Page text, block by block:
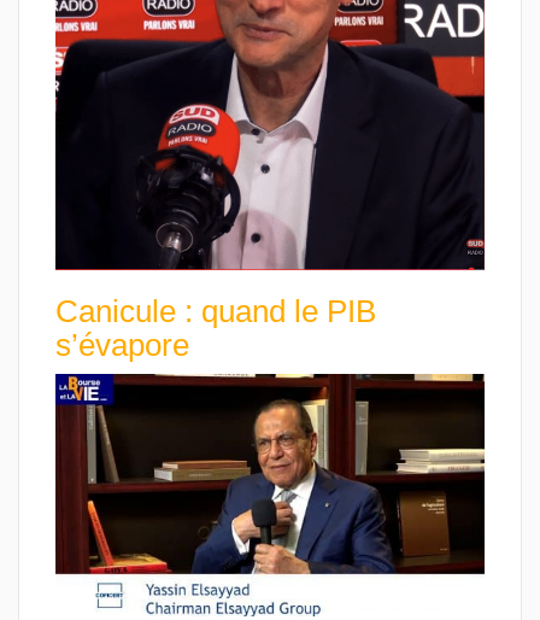
Canicule : quand le PIB
s’évapore